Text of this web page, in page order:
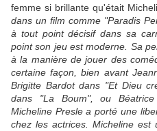
femme si brillante qu'était
dans un film comme "Paradis
à tout point décisif dans sa
point son jeu est moderne. Sa
à la manière de jouer des
certaine façon, bien avant
Brigitte Bardot dans "Et Dieu
dans "La Boum", ou
Micheline Presle a porté une
chez les actrices. Micheline